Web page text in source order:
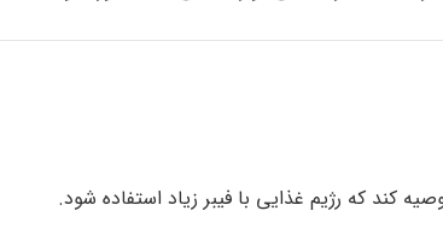
کند که رژیم غذایی با فیبر زیاد استفاده شود.